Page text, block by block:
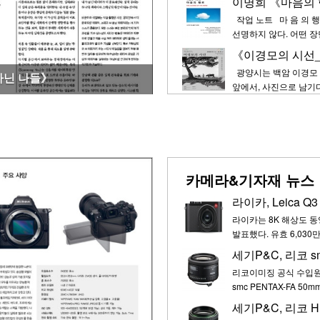
명의 작가를 2차 심사
심…
작업 노트 마 음 의
선명하지 않다. 어떤
은 그렇게 남겨진 감
느껴지는 지난 시절
광양시는 백암 이경
앞에서, 사진으로 남기
카메라&기자재 뉴스
라이카, Leica
라이카는 8K 해상도
발표했다. 유효 6,030
하는 제품이다. 위상차
초점도 더할 나위 없
리코이미징 공식 수입
smc PENTAX-FA
보여준다. 또한 1991